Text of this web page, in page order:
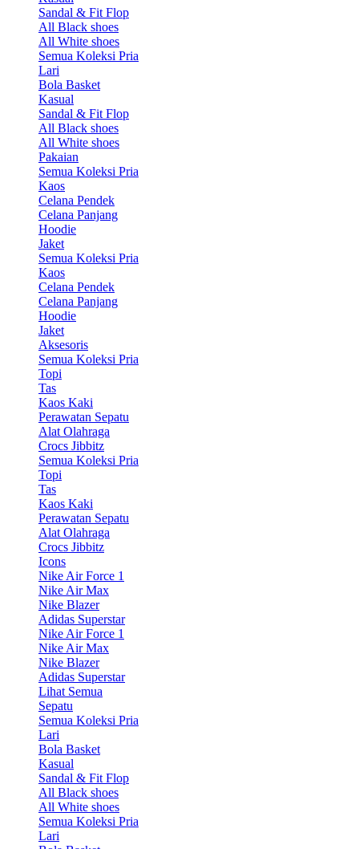
Sandal & Fit Flop
All Black shoes
All White shoes
Semua Koleksi Pria
Lari
Bola Basket
Kasual
Sandal & Fit Flop
All Black shoes
All White shoes
Pakaian
Semua Koleksi Pria
Kaos
Celana Pendek
Celana Panjang
Hoodie
Jaket
Semua Koleksi Pria
Kaos
Celana Pendek
Celana Panjang
Hoodie
Jaket
Aksesoris
Semua Koleksi Pria
Topi
Tas
Kaos Kaki
Perawatan Sepatu
Alat Olahraga
Crocs Jibbitz
Semua Koleksi Pria
Topi
Tas
Kaos Kaki
Perawatan Sepatu
Alat Olahraga
Crocs Jibbitz
Icons
Nike Air Force 1
Nike Air Max
Nike Blazer
Adidas Superstar
Nike Air Force 1
Nike Air Max
Nike Blazer
Adidas Superstar
Lihat Semua
Sepatu
Semua Koleksi Pria
Lari
Bola Basket
Kasual
Sandal & Fit Flop
All Black shoes
All White shoes
Semua Koleksi Pria
Lari